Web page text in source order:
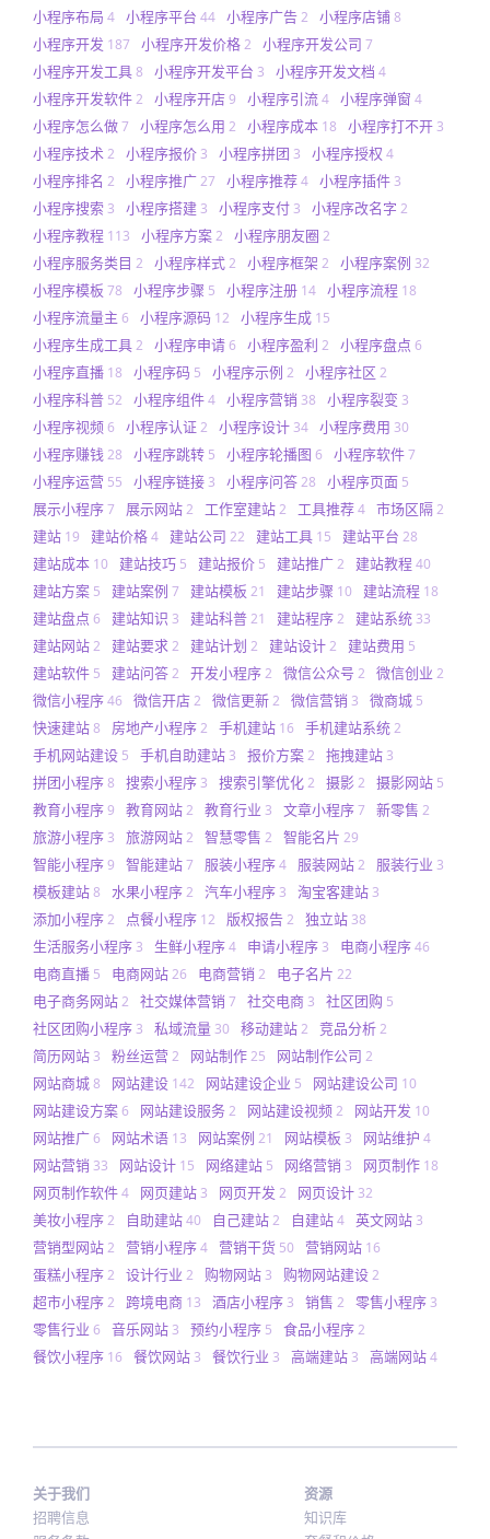
小程序布局 4 小程序平台 44 小程序广告2 小程序店铺8
小程序开发 187 小程序开发价格2 小程序开发公司 7
小程序开发工具8 小程序开发平台 3 小程序开发文档 4
小程序开发软件2 小程序开店9 小程序引流4 小程序弹窗 4
小程序怎么做7 小程序怎么用 2 小程序成本 18 小程序打不开 3
小程序技术 2 小程序报价 3 小程序拼团 3 小程序授权 4
小程序排名 2 小程序推广27 小程序推荐4 小程序插件 3
小程序搜索 3 小程序搭建 3 小程序支付 3 小程序改名字 2
小程序教程 113 小程序方案2 小程序朋友圈 2
小程序服务类目 2 小程序样式2 小程序框架 2 小程序案例 32
小程序模板 78 小程序步骤 5 小程序注册 14 小程序流程 18
小程序流量主 6 小程序源码 12 小程序生成 15
小程序生成工具2 小程序申请6 小程序盈利 2 小程序盘点 6
小程序直播 18 小程序码 5 小程序示例 2 小程序社区 2
小程序科普 52 小程序组件4 小程序营销 38 小程序裂变 3
小程序视频6 小程序认证2 小程序设计 34 小程序费用 30
小程序赚钱28 小程序跳转 5 小程序轮播图 6 小程序软件7
小程序运营 55 小程序链接 3 小程序问答28 小程序页面 5
展示小程序7 展示网站2 工作室建站2 工具推荐4 市场区隔2
建站 19 建站价格4 建站公司 22 建站工具 15 建站平台 28
建站成本 10 建站技巧 5 建站报价 5 建站推广2 建站教程40
建站方案 5 建站案例 7 建站模板 21 建站步骤 10 建站流程 18
建站盘点 6 建站知识 3 建站科普21 建站程序2 建站系统 33
建站网站2 建站要求2 建站计划 2 建站设计2 建站费用 5
建站软件 5 建站问答2 开发小程序2 微信公众号 2 微信创业 2
微信小程序46 微信开店2 微信更新2 微信营销 3 微商城 5
快速建站8 房地产小程序2 手机建站 16 手机建站系统2
手机网站建设 5 手机自助建站 3 报价方案2 拖拽建站 3
拼团小程序8 搜索小程序 3 搜索引擎优化2 摄影2 摄影网站 5
教育小程序9 教育网站2 教育行业 3 文章小程序7 新零售 2
旅游小程序 3 旅游网站2 智慧零售 2 智能名片 29
智能小程序9 智能建站7 服装小程序4 服装网站2 服装行业 3
模板建站8 水果小程序2 汽车小程序 3 淘宝客建站 3
添加小程序2 点餐小程序 12 版权报告2 独立站 38
生活服务小程序 3 生鲜小程序4 申请小程序 3 电商小程序46
电商直播 5 电商网站26 电商营销 2 电子名片 22
电子商务网站2 社交媒体营销 7 社交电商 3 社区团购 5
社区团购小程序 3 私域流量 30 移动建站2 竞品分析2
简历网站 3 粉丝运营2 网站制作25 网站制作公司 2
网站商城8 网站建设 142 网站建设企业 5 网站建设公司 10
网站建设方案6 网站建设服务2 网站建设视频2 网站开发 10
网站推广6 网站术语 13 网站案例 21 网站模板 3 网站维护 4
网站营销 33 网站设计 15 网络建站 5 网络营销 3 网页制作 18
网页制作软件4 网页建站 3 网页开发 2 网页设计 32
美妆小程序2 自助建站40 自己建站2 自建站4 英文网站 3
营销型网站2 营销小程序4 营销干货 50 营销网站 16
蛋糕小程序2 设计行业 2 购物网站 3 购物网站建设2
超市小程序2 跨境电商 13 酒店小程序 3 销售 2 零售小程序 3
零售行业 6 音乐网站 3 预约小程序 5 食品小程序2
餐饮小程序 16 餐饮网站 3 餐饮行业 3 高端建站 3 高端网站4
关于我们
招聘信息
资源
知识库